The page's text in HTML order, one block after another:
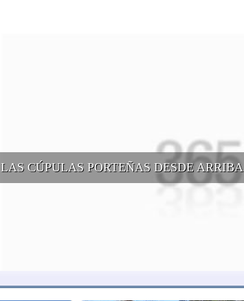
LAS CÚPULAS PORTEÑAS DESDE ARRIBA